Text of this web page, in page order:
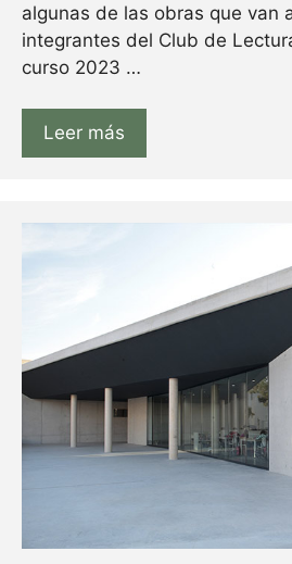
algunas de las obras que van
integrantes del Club de
curso 2023 …
Leer más